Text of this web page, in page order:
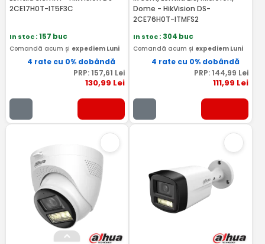
2CE17H0T-IT5F3C
In stoc: 157 buc
Comandă acum și expediem Luni
4 rate cu 0% dobândă
PRP: 157,61 Lei
130,99 Lei
Dome - HikVision DS-
2CE76H0T-ITMFS2
In stoc: 304 buc
Comandă acum și expediem Luni
4 rate cu 0% dobândă
PRP: 144,99 Lei
111,99 Lei